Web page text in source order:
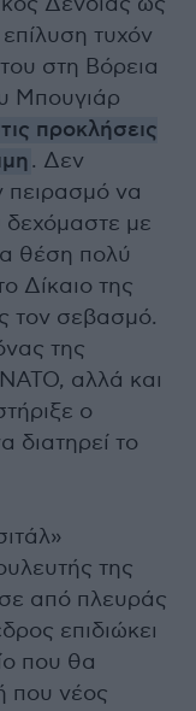
τυχόν
στη Βόρεια
Μπουγιάρ
προκλήσεις
. Δεν
πειρασμό να
δεχόμαστε με
θέση πολύ
Δίκαιο της
τον σεβασμό.
της
αλλά και
ο
διατηρεί το
της
από πλευράς
επιδιώκει
που θα
που νέος